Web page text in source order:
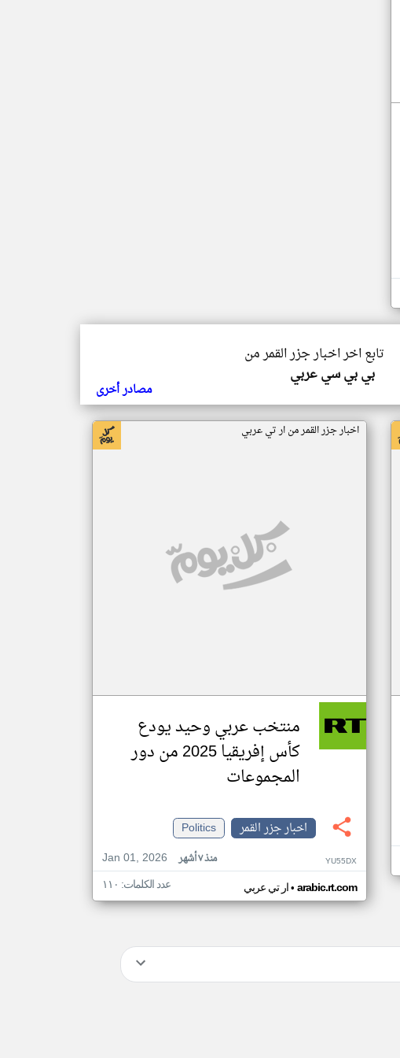
تابع اخر اخبار جزر القمر من
بي بي سي عربي
مصادر أخرى
اخبار جزر القمر من ار تي عربي
منتخب عربي وحيد يودع
كأس إفريقيا 2025 من دور
المجموعات
اخبار جزر القمر
Politics
Jan 01, 2026
منذ ٧ أشهر YU55DX
ار تي عربي• arabic.rt.com عدد الكلمات: ١١٠